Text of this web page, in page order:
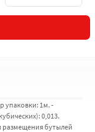
упаковки: 1м. -
0,013.
размещения бутылей